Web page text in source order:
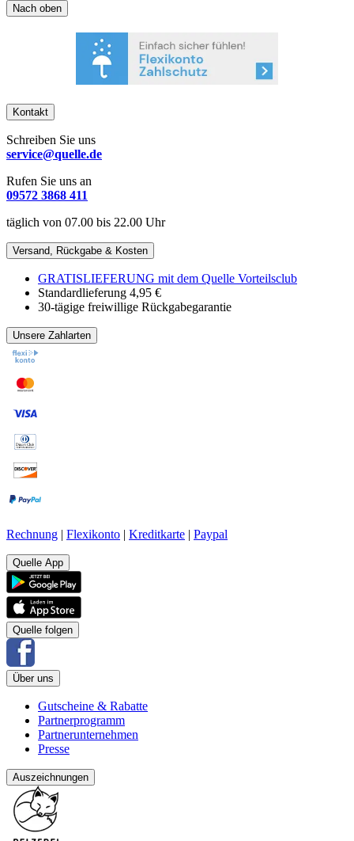
Nach oben
Kontakt
Schreiben Sie uns
service@quelle.de
Rufen Sie uns an
09572 3868 411
täglich von 07.00 bis 22.00 Uhr
Versand, Rückgabe & Kosten
GRATISLIEFERUNG mit dem Quelle Vorteilsclub
Standardlieferung 4,95 €
30-tägige freiwillige Rückgabegarantie
Unsere Zahlarten
Rechnung | Flexikonto | Kreditkarte | Paypal
Quelle App
Quelle folgen
Über uns
Gutscheine & Rabatte
Partnerprogramm
Partnerunternehmen
Presse
Auszeichnungen